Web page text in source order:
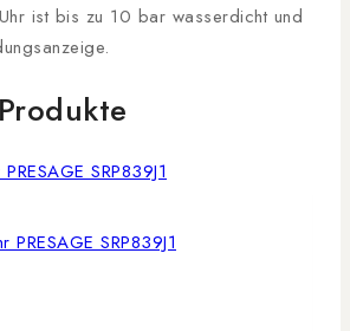
ist bis zu 10 bar wasserdicht und
PRESAGE SRP839J1